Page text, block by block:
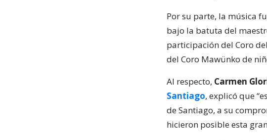
Por su parte, la música
bajo la batuta del
participación del Coro
del Coro Mawünko de
Al respecto, Carmen
Santiago, explicó que
de Santiago, a su
hicieron posible esta